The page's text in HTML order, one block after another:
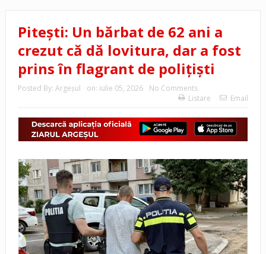
Pitești: Un bărbat de 62 ani a
crezut că dă lovitura, dar a fost
prins în flagrant de polițiști
Posted By: Argeşul on: iulie 05, 2026
No Comments
Listare
Email